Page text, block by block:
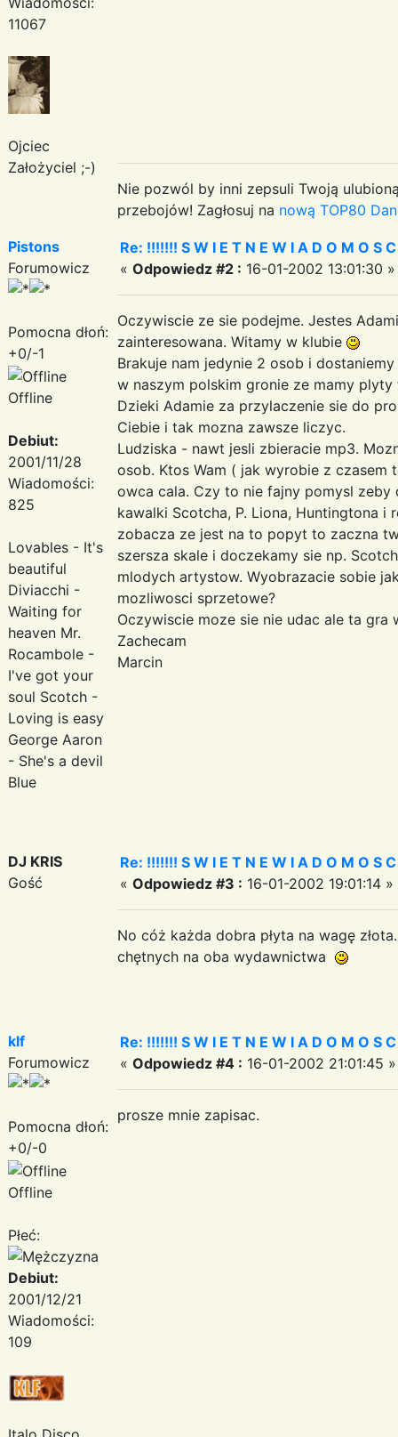
11067
Ojciec
Założyciel ;-)
Nie pozwól by inni zepsuli Twoją
przebojów! Zagłosuj na nową TOP80
Pistons
Forumowicz
Pomocna dłoń:
+0/-1
Offline
Debiut:
2001/11/28
Wiadomości:
825
Lovables - It's
beautiful
Diviacchi -
Waiting for
heaven Mr.
Rocambole -
I've got your
soul Scotch -
Loving is easy
George Aaron
- She's a devil
Blue
Re: !!!!!!! S W I E T N E W I A D O M O S
« Odpowiedz #2 : 16-01-2002 13:01:30 »
Oczywiscie ze sie podejme. Jestes
zainteresowana. Witamy w klubie
Brakuje nam jedynie 2 osob i
w naszym polskim gronie ze mamy plyty
Dzieki Adamie za przylaczenie sie do
Ciebie i tak mozna zawsze liczyc.
Ludziska - nawt jesli zbieracie mp3.
osob. Ktos Wam ( jak wyrobie z
owca cala. Czy to nie fajny pomysl
kawalki Scotcha, P. Liona, Huntingtona
zobacza ze jest na to popyt to zaczna
szersza skale i doczekamy sie np.
mlodych artystow. Wyobrazacie sobie
mozliwosci sprzetowe?
Oczywiscie moze sie nie udac ale ta gra
Zachecam
Marcin
DJ KRIS
Gość
Re: !!!!!!! S W I E T N E W I A D O M O S
« Odpowiedz #3 : 16-01-2002 19:01:14 »
No cóż każda dobra płyta na wagę
chętnych na oba wydawnictwa
klf
Forumowicz
Pomocna dłoń:
+0/-0
Offline
Płeć:
Debiut:
2001/12/21
Wiadomości:
109
Re: !!!!!!! S W I E T N E W I A D O M O S
« Odpowiedz #4 : 16-01-2002 21:01:45 »
prosze mnie zapisac.